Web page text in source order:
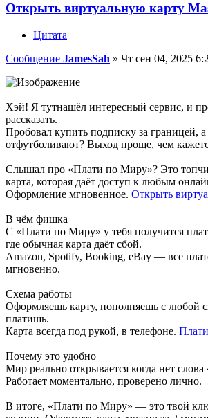
Открыть виртуальную карту
Цитата
Сообщение JamesSah » Чт сен 04, 2025
Хэй! Я тутнашёл интересный сервис, и
рассказать.
Пробовал купить подписку за границей, а
отфутболивают? Выход проще, чем
Слышал про «Плати по Миру»? Это
карта, которая даёт доступ к любым
Оформление мгновенное. Открыть
В чём фишка
С «Плати по Миру» у тебя получится
где обычная карта даёт сбой.
Amazon, Spotify, Booking, eBay — все
мгновенно.
Схема работы
Оформляешь карту, пополняешь с любой
платишь.
Карта всегда под рукой, в телефоне.
Почему это удобно
Мир реально открывается когда нет слова
Работает моментально, проверено лично.
В итоге, «Плати по Миру» — это твой